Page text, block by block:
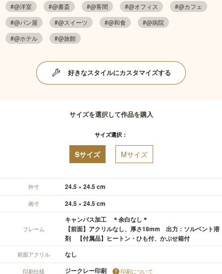
#@洋室
#@書斎 #@客間 #@オフィス
#@カフェ
#@パン屋
#@スイーツ #@和食
#@病院
#@ホテル
#@旅館
好きなスタイルにカスタマイズする
サイズを選択して作品を購入
サイズ選択：
Sサイズ Mサイズ
外寸 24.5 × 24.5 cm
画寸 24.5 × 24.5 cm
フレーム
キャンバス加工 ＊余白なし＊
【前面】アクリルなし、厚さ18mm 出力：ソルベント溶
剤 【付属品】ヒートン・ひも付、かぶせ箱付
前面アクリル なし
印刷仕様 ジークレー印刷 印刷について